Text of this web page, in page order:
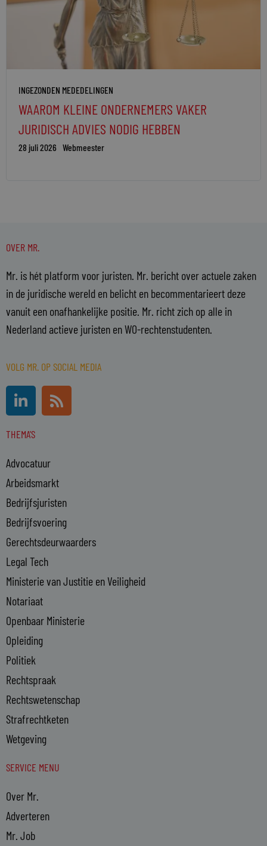
INGEZONDEN MEDEDELINGEN
WAAROM KLEINE ONDERNEMERS VAKER
JURIDISCH ADVIES NODIG HEBBEN
28 juli 2026 Webmeester
OVER MR.
Mr. is hét platform voor juristen. Mr. bericht over actuele zaken
in de juridische wereld en belicht en becommentarieert deze
vanuit een onafhankelijke positie. Mr. richt zich op alle in
Nederland actieve juristen en WO-rechtenstudenten.
VOLG MR. OP SOCIAL MEDIA
L
i
k
d
i
n
-
i
n
R
s
THEMA'S
Advocatuur
Arbeidsmarkt
Bedrijfsjuristen
Bedrijfsvoering
Gerechtsdeurwaarders
Legal Tech
Ministerie van Justitie en Veiligheid
Notariaat
Openbaar Ministerie
Opleiding
Politiek
Rechtspraak
Rechtswetenschap
Strafrechtketen
Wetgeving
SERVICE MENU
Over Mr.
Adverteren
Mr. Job